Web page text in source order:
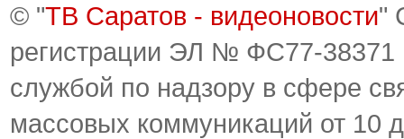
© "ТВ Саратов - видеоновости"
регистрации ЭЛ № ФС77-38371
службой по надзору в сфере
массовых коммуникаций от 10